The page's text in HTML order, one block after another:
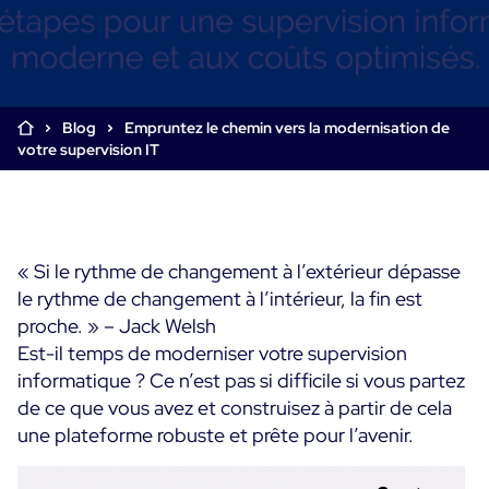
Supervision Cloud & Legacy
Alertes et notifications
Supervision SLA et impact métier
SaaS ou Self-Hosted
Log Management
Analyse des causes racine
Digital Experience Monitoring
STM & RUM
Mesure de la sobriété numérique
Tests de montée en charge
Démo Produit
Centreon Infra Monitoring - Essai gratuit
Centreon Experience Monitoring - Démo Produit
Centreon Experience Monitoring - Essai Gratuit
Blog
Empruntez le chemin vers la modernisation de
votre supervision IT
« Si le rythme de changement à l’extérieur dépasse
le rythme de changement à l’intérieur, la fin est
proche. » – Jack Welsh
Est-il temps de moderniser votre supervision
informatique ? Ce n’est pas si difficile si vous partez
de ce que vous avez et construisez à partir de cela
une plateforme robuste et prête pour l’avenir.